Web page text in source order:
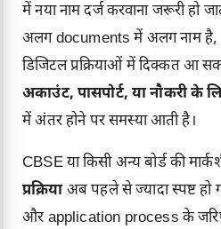
में नया नाम दर्ज करवाना जरूरी
अलग documents में अलग नाम है,
डिजिटल प्रक्रियाओं में दिक्कत आ
अकाउंट, पासपोर्ट, या नौकरी के
में अंतर होने पर समस्या आती है।
CBSE या किसी अन्य बोर्ड की
प्रक्रियाअब पहले से ज्यादा स्पष्ट
और application process के